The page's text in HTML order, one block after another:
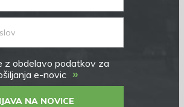
z obdelavo podatkov za
e-novic »
NA NOVICE